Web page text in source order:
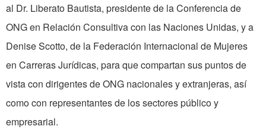
al Dr. Liberato Bautista, presidente de la Conferencia de
ONG en Relación Consultiva con las Naciones Unidas, y a
Denise Scotto, de la Federación Internacional de Mujeres
en Carreras Jurídicas, para que compartan sus puntos de
vista con dirigentes de ONG nacionales y extranjeras, así
como con representantes de los sectores público y
empresarial.